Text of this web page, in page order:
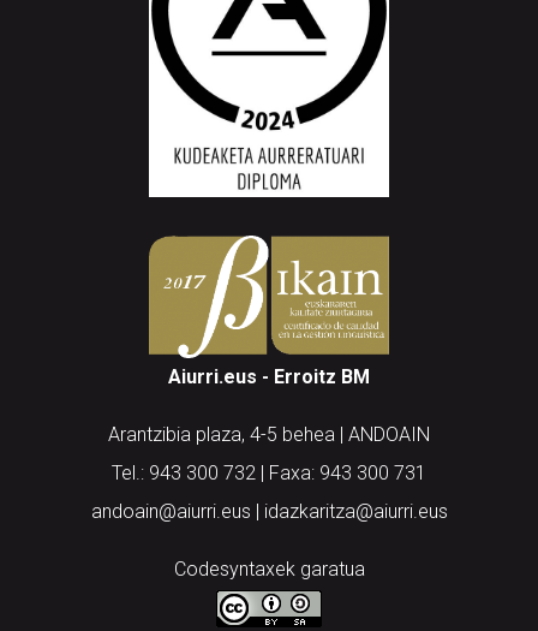
Aiurri.eus - Erroitz BM
Arantzibia plaza, 4-5 behea | ANDOAIN
Tel.: 943 300 732 | Faxa: 943 300 731
andoain@aiurri.eus | idazkaritza@aiurri.eus
Codesyntaxek garatua